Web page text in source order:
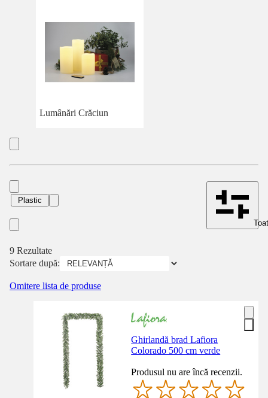
Lumânări Crăciun
Plastic
9 Rezultate
Sortare după:
Omitere lista de produse
Ghirlandă brad Lafiora
Colorado 500 cm verde
Produsul nu are încă recenzii.